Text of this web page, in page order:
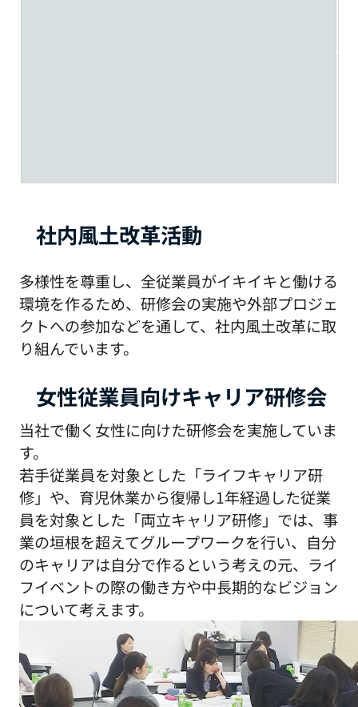
社内風土改革活動
多様性を尊重し、全従業員がイキイキと働ける
環境を作るため、研修会の実施や外部プロジェ
クトへの参加などを通して、社内風土改革に取
り組んでいます。
女性従業員向けキャリア研修会
当社で働く女性に向けた研修会を実施していま
す。
若手従業員を対象とした「ライフキャリア研
修」や、育児休業から復帰し1年経過した従業
員を対象とした「両立キャリア研修」では、事
業の垣根を超えてグループワークを行い、自分
のキャリアは自分で作るという考えの元、ライ
フイベントの際の働き方や中長期的なビジョン
について考えます。